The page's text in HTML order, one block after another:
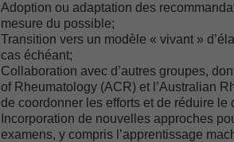
Adoption ou adaptation des
mesure du possible;
Transition vers un modèle « vivant »
cas échéant;
Collaboration avec d’autres groupes,
of Rheumatology (ACR) et l’Australian
de coordonner les efforts et de réduire le
Incorporation de nouvelles approches
examens, y compris l’apprentissage